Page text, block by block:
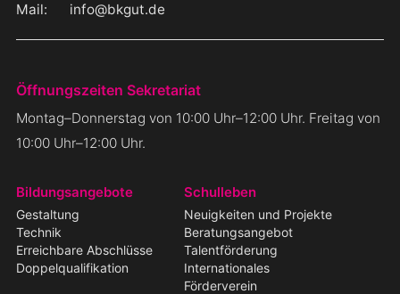
Mail:
info@bkgut.de
Öffnungszeiten Sekretariat
Montag–Donnerstag von 10:00 Uhr–12:00 Uhr. Freitag von
10:00 Uhr–12:00 Uhr.
Navigation
überspringen
Bildungsangebote
Gestaltung
Technik
Erreichbare Abschlüsse
Doppelqualifikation
Schulleben
Neuigkeiten und Projekte
Beratungsangebot
Talentförderung
Internationales
Förderverein